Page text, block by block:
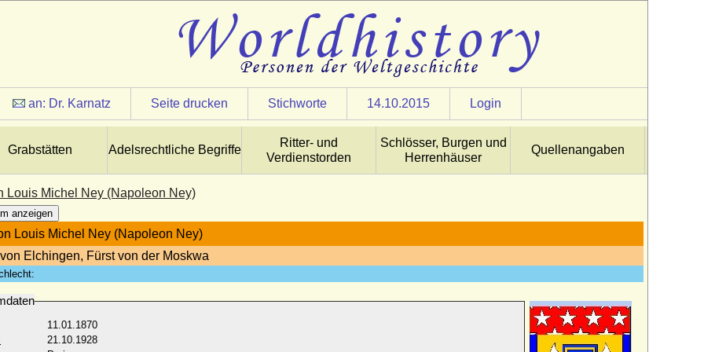
an: Dr. Karnatz Seite drucken Stichworte 14.10.2015 Login
Grabstätten Adelsrechtliche Begriffe
Ritter- und
Verdienstorden
Schlösser, Burgen und
Herrenhäuser
Quellenangaben
Louis Michel Ney (Napoleon Ney)
anzeigen
Louis Michel Ney (Napoleon Ney)
Elchingen, Fürst von der Moskwa
11.01.1870
21.10.1928